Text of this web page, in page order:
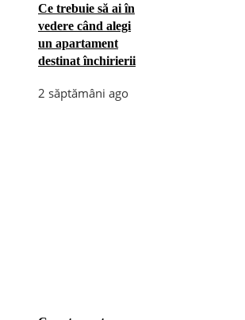
Ce trebuie să ai în
vedere când alegi
un apartament
destinat închirierii
2 săptămâni ago